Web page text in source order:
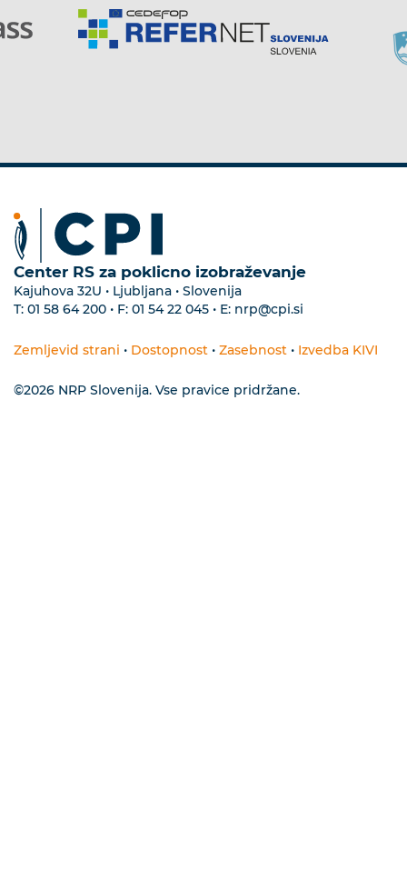
Center RS za poklicno izobraževanje
Kajuhova 32U • Ljubljana • Slovenija
T: 01 58 64 200 • F: 01 54 22 045 • E: nrp@cpi.si
Zemljevid strani • Dostopnost • Zasebnost • Izvedba KIVI
©2026 NRP Slovenija. Vse pravice pridržane.